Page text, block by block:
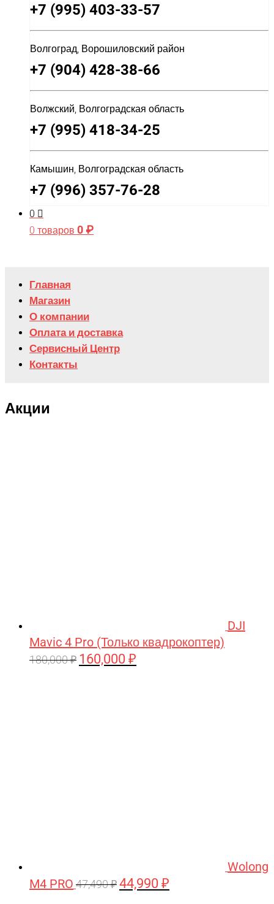
+7 (995) 403-33-57
Волгоград, Ворошиловский район
+7 (904) 428-38-66
Волжский, Волгоградская область
+7 (995) 418-34-25
Камышин, Волгоградская область
+7 (996) 357-76-28
0
0 товаров 0 ₽
Главная
Магазин
О компании
Оплата и доставка
Сервисный Центр
Контакты
Акции
DJI
Mavic 4 Pro (Только квадрокоптер)
180,000₽ Первоначальная
160,000 ₽
Wolong
M4 PRO 47,490₽ Первоначальная
44,990 ₽